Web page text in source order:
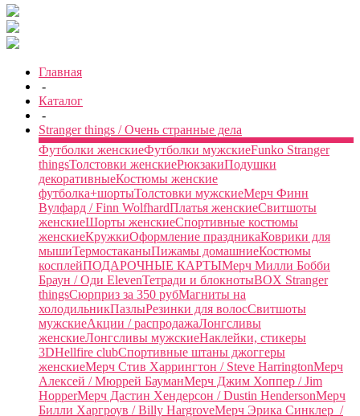
Главная
-
Каталог
-
Stranger things / Очень странные дела
Футболки женскиеФутболки мужскиеFunko Stranger
thingsТолстовки женскиеРюкзакиПодушки
декоративныеКостюмы женские
футболка+шортыТолстовки мужскиеМерч Финн
Вулфард / Finn WolfhardПлатья женскиеСвитшоты
женскиеШорты женскиеСпортивные костюмы
женскиеКружкиОформление праздникаКоврики для
мышиТермостаканыПижамы домашниеКостюмы
косплейПОДАРОЧНЫЕ КАРТЫМерч Милли Бобби
Браун / Оди ElevenТетради и блокнотыBOX Stranger
thingsСюрприз за 350 рубМагниты на
холодильникПазлыРезинки для волосСвитшоты
мужскиеАкции / распродажаЛонгсливы
женскиеЛонгсливы мужскиеНаклейки, стикеры
3DHellfire clubСпортивные штаны джоггеры
женскиеМерч Стив Харрингтон / Steve HarringtonМерч
Алексей / Мюррей БауманМерч Джим Хоппер / Jim
HopperМерч Дастин Хендерсон / Dustin HendersonМерч
Билли Харгроув / Billy HargroveМерч Эрика Синклер /